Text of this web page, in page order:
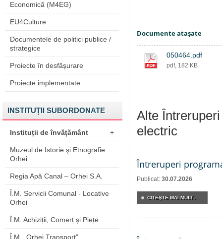
Economică (M4EG)
EU4Culture
Documentele de politici publice /
strategice
Proiecte în desfășurare
Proiecte implementate
INSTITUȚII SUBORDONATE
Instituții de învățământ +
Muzeul de Istorie şi Etnografie
Orhei
Regia Apă Canal – Orhei S.A.
Î.M. Servicii Comunal - Locative
Orhei
Î.M. Achiziții, Comerț și Piețe
Î.M. „Orhei Transport”
Documente ataşate
050464.pdf
pdf, 182 KB
Alte
electric
Întreruperi
Publicat: 30.07.2026
CITEŞTE MAI MULT...